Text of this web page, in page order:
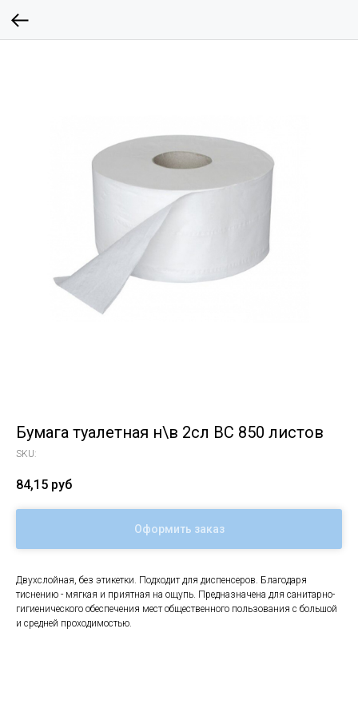
Бумага туалетная н\в 2сл ВС 850 листов
SKU:
84,15 руб
Оформить заказ
Двухслойная, без этикетки. Подходит для диспенсеров. Благодаря
тиснению - мягкая и приятная на ощупь. Предназначена для санитарно-
гигиенического обеспечения мест общественного пользования с большой
и средней проходимостью.